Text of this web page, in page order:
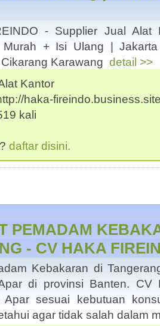
- Supplier Jual Alat
Murah + Isi Ulang |
Karawang detail >>
Kantor
haka-
kali
daftar disini.
PEMADAM
- CV HAKA
Kebakaran di
di provinsi Banten. CV
Apar sesuai kebutuan
agar tidak salah dalam